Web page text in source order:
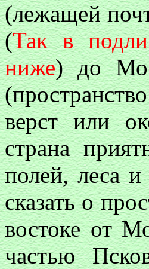
(лежащей
(Так в
ниже) до
верст или
страна
полей, леса
сказать о
востоке от
частью